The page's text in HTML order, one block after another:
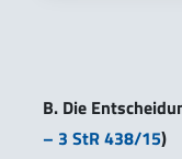
B. Die
– 3 StR 438/15)